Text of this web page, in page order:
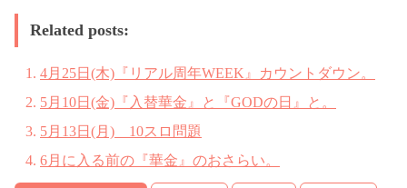
Related posts:
4月25日(木)『リアル周年WEEK』カウントダウン。
5月10日(金)『入替華金』と『GODの日』と。
5月13日(月) 10スロ問題
6月に入る前の『華金』のおさらい。